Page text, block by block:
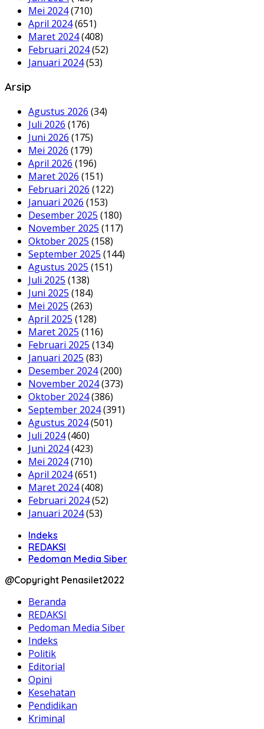
Mei 2024(710)
April 2024(651)
Maret 2024(408)
Februari 2024(52)
Januari 2024(53)
Arsip
Agustus 2026 (34)
Juli 2026 (176)
Juni 2026 (175)
Mei 2026 (179)
April 2026 (196)
Maret 2026 (151)
Februari 2026 (122)
Januari 2026 (153)
Desember 2025 (180)
November 2025 (117)
Oktober 2025 (158)
September 2025 (144)
Agustus 2025 (151)
Juli 2025 (138)
Juni 2025 (184)
Mei 2025 (263)
April 2025 (128)
Maret 2025 (116)
Februari 2025 (134)
Januari 2025 (83)
Desember 2024(200)
November 2024(373)
Oktober 2024(386)
September 2024(391)
Agustus 2024(501)
Juli 2024(460)
Juni 2024(423)
Mei 2024(710)
April 2024(651)
Maret 2024(408)
Februari 2024(52)
Januari 2024(53)
Indeks
REDAKSI
Pedoman Media Siber
@Copyright Penasilet2022
Beranda
REDAKSI
Pedoman Media Siber
Indeks
Politik
Editorial
Opini
Kesehatan
Pendidikan
Kriminal